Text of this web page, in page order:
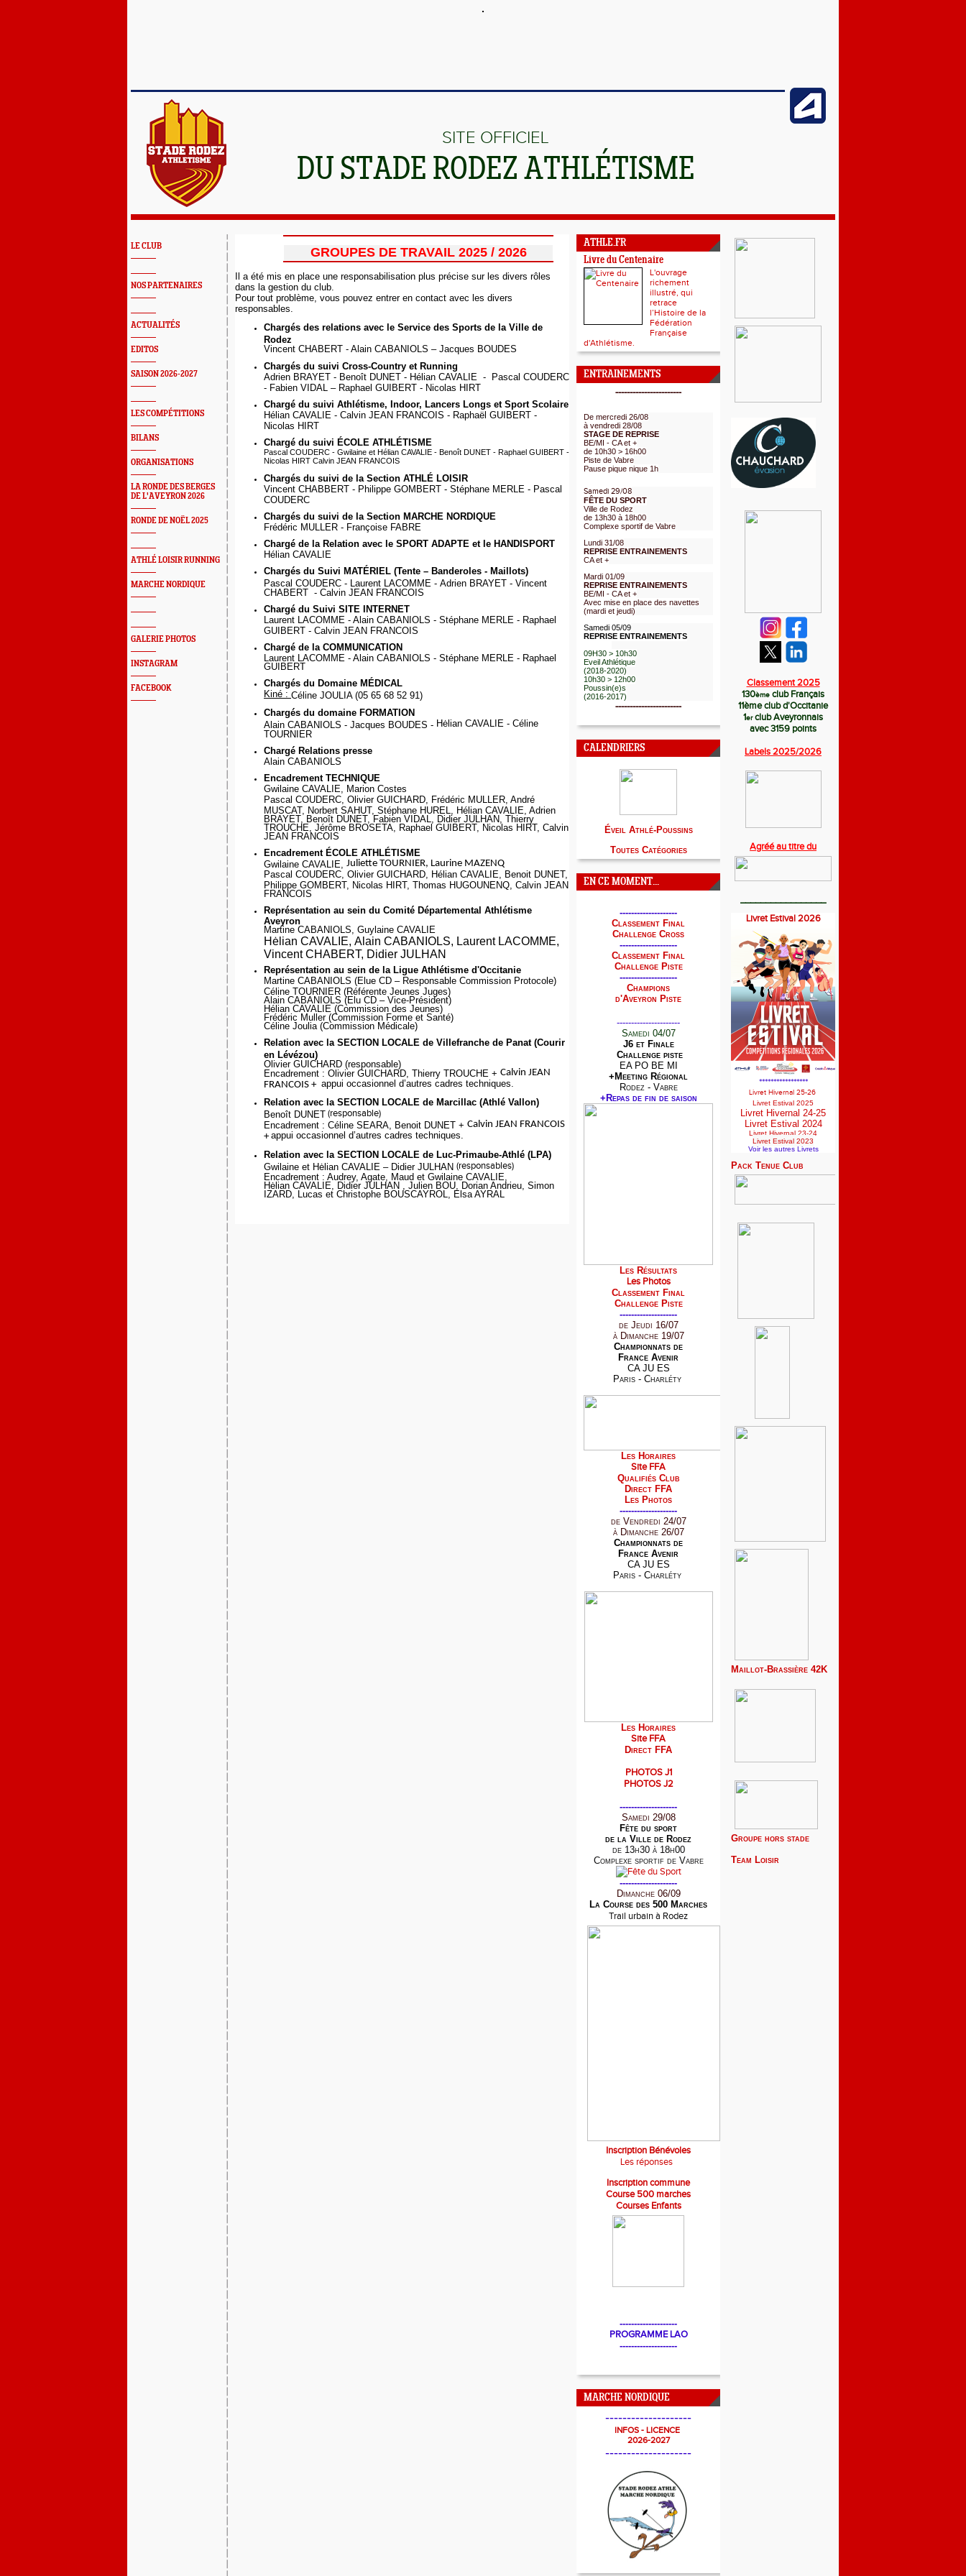
SITE OFFICIEL
DU STADE RODEZ ATHLÉTISME
LE CLUB
NOS PARTENAIRES
ACTUALITÉS
EDITOS
SAISON 2026-2027
LES COMPÉTITIONS
BILANS
ORGANISATIONS
LA RONDE DES BERGES
DE L'AVEYRON 2026
RONDE DE NOËL 2025
ATHLÉ LOISIR RUNNING
MARCHE NORDIQUE
GALERIE PHOTOS
INSTAGRAM
FACEBOOK
GROUPES DE TRAVAIL 2025 / 2026
Il a été mis en place une responsabilisation plus précise sur les divers rôles
dans la gestion du club.
Pour tout problème, vous pouvez entrer en contact avec les divers
responsables.
Chargés des relations avec le Service des Sports de la Ville de
Rodez
Vincent CHABERT - Alain CABANIOLS – Jacques BOUDES
Chargés du suivi Cross-Country et Running
Adrien BRAYET - Benoît DUNET - Hélian CAVALIE - Pascal COUDERC
- Fabien VIDAL – Raphael GUIBERT - Nicolas HIRT
Chargé du suivi Athlétisme, Indoor, Lancers Longs et Sport Scolaire
Hélian CAVALIE - Calvin JEAN FRANCOIS - Raphaël GUIBERT -
Nicolas HIRT
Chargé du suivi ÉCOLE ATHLÉTISME
Pascal COUDERC - Gwilaine et Hélian CAVALIE - Benoît DUNET - Raphael GUIBERT -
Nicolas HIRT Calvin JEAN FRANCOIS
Chargés du suivi de la Section ATHLÉ LOISIR
Vincent CHABBERT - Philippe GOMBERT - Stéphane MERLE - Pascal
COUDERC
Chargés du suivi de la Section MARCHE NORDIQUE
Frédéric MULLER - Françoise FABRE
Chargé de la Relation avec le SPORT ADAPTE et le HANDISPORT
Hélian CAVALIE
Chargés du Suivi MATÉRIEL (Tente – Banderoles - Maillots)
Pascal COUDERC - Laurent LACOMME - Adrien BRAYET - Vincent
CHABERT - Calvin JEAN FRANCOIS
Chargé du Suivi SITE INTERNET
Laurent LACOMME - Alain CABANIOLS - Stéphane MERLE - Raphael
GUIBERT - Calvin JEAN FRANCOIS
Chargé de la COMMUNICATION
Laurent LACOMME - Alain CABANIOLS - Stéphane MERLE - Raphael
GUIBERT
Chargés du Domaine MÉDICAL
Kiné : Céline JOULIA (05 65 68 52 91)
Chargés du domaine FORMATION
Alain CABANIOLS - Jacques BOUDES - Hėlian CAVALIE - Céline
TOURNIER
Chargé Relations presse
Alain CABANIOLS
Encadrement TECHNIQUE
Gwilaine CAVALIE, Marion Costes
Pascal COUDERC, Olivier GUICHARD, Frédéric MULLER, André
MUSCAT, Norbert SAHUT, Stéphane HUREL, Hélian CAVALIE, Adrien
BRAYET, Benoît DUNET, Fabien VIDAL, Didier JULHAN, Thierry
TROUCHE, Jérôme BROSETA, Raphael GUIBERT, Nicolas HIRT, Calvin
JEAN FRANCOIS
Encadrement ÉCOLE ATHLÉTISME
Gwilaine CAVALIE, Juliette TOURNIER, Laurine MAZENQ
Pascal COUDERC, Olivier GUICHARD, Hélian CAVALIE, Benoit DUNET,
Philippe GOMBERT, Nicolas HIRT, Thomas HUGOUNENQ, Calvin JEAN
FRANCOIS
Représentation au sein du Comité Départemental Athlétisme
Aveyron
Martine CABANIOLS, Guylaine CAVALIE
Hėlian CAVALIE, Alain CABANIOLS, Laurent LACOMME,
Vincent CHABERT, Didier JULHAN
Représentation au sein de la Ligue Athlétisme d'Occitanie
Martine CABANIOLS (Elue CD – Responsable Commission Protocole)
Céline TOURNIER (Référente Jeunes Juges)
Alain CABANIOLS (Elu CD – Vice-Président)
Hélian CAVALIE (Commission des Jeunes)
Frédéric Muller (Commission Forme et Santé)
Céline Joulia (Commission Médicale)
Relation avec la SECTION LOCALE de Villefranche de Panat (Courir
en Lévézou)
Olivier GUICHARD (responsable)
Encadrement : Olivier GUICHARD, Thierry TROUCHE + Calvin JEAN
FRANCOIS + appui occasionnel d’autres cadres techniques.
Relation avec la SECTION LOCALE de Marcillac (Athlé Vallon)
Benoît DUNET (responsable)
Encadrement : Céline SEARA, Benoit DUNET + Calvin JEAN FRANCOIS
+appui occasionnel d’autres cadres techniques.
Relation avec la SECTION LOCALE de Luc-Primaube-Athlé (LPA)
Gwilaine et Hėlian CAVALIE – Didier JULHAN (responsables)
Encadrement : Audrey, Agate, Maud et Gwilaine CAVALIE,
Hėlian CAVALIE, Didier JULHAN , Julien BOU, Dorian Andrieu, Simon
IZARD, Lucas et Christophe BOUSCAYROL, Elsa AYRAL
ATHLE.FR
Livre du Centenaire
L'ouvrage
richement
illustré, qui
retrace
l’Histoire de la
Fédération
Française
d'Athlétisme.
ENTRAINEMENTS
-----------------------
De mercredi 26/08
à vendredi 28/08
STAGE DE REPRISE
BE/MI - CA et +
de 10h30 > 16h00
Piste de Vabre
Pause pique nique 1h
Samedi 29/08
FÊTE DU SPORT
Ville de Rodez
de 13h30 à 18h00
Complexe sportif de Vabre
Lundi 31/08
REPRISE ENTRAINEMENTS
CA et +
Mardi 01/09
REPRISE ENTRAINEMENTS
BE/MI - CA et +
Avec mise en place des navettes
(mardi et jeudi)
Samedi 05/09
REPRISE ENTRAINEMENTS
09H30 > 10h30
Eveil Athlétique
(2018-2020)
10h30 > 12h00
Poussin(e)s
(2016-2017)
-----------------------
CALENDRIERS
Éveil Athlé-Poussins
Toutes Catégories
EN CE MOMENT...
--------------------
Classement Final
Challenge Cross
--------------------
Classement Final
Challenge Piste
--------------------
Champions
d'Aveyron Piste
----------------------
Samedi 04/07
J6 et Finale
Challenge piste
EA PO BE MI
+Meeting Régional
Rodez - Vabre
+Repas de fin de saison
Les Résultats
Les Photos
Classement Final
Challenge Piste
--------------------
de Jeudi 16/07
à Dimanche 19/07
Championnats de
France Avenir
CA JU ES
Paris - Charléty
Les Horaires
Site FFA
Qualifiés Club
Direct FFA
Les Photos
--------------------
de Vendredi 24/07
à Dimanche 26/07
Championnats de
France Avenir
CA JU ES
Paris - Charléty
Les Horaires
Site FFA
Direct FFA
PHOTOS J1
PHOTOS J2
--------------------
Samedi 29/08
Fête du sport
de la Ville de Rodez
de 13h30 à 18h00
Complexe sportif de Vabre
--------------------
Dimanche 06/09
La Course des 500 Marches
Trail urbain à Rodez
Inscription Bénévoles
Les réponses
Inscription commune
Course 500 marches
Courses Enfants
--------------------
PROGRAMME LAO
--------------------
MARCHE NORDIQUE
--------------------
INFOS - LICENCE
2026-2027
--------------------
Classement 2025
130ème club Français
11èmeclub d'Occitanie
1erclub Aveyronnais
avec 3159 points
Labels 2025/2026
Agréé au titre du
_________________
Livret Estival 2026
*****************
Livret Hivernal 25-26
Livret Estival 2025
Livret Hivernal 24-25
Livret Estival 2024
Livret Hivernal 23-24
Livret Estival 2023
Voir les autres Livrets
Pack Tenue Club
Maillot-Brassière 42K
Groupe hors stade
Team Loisir